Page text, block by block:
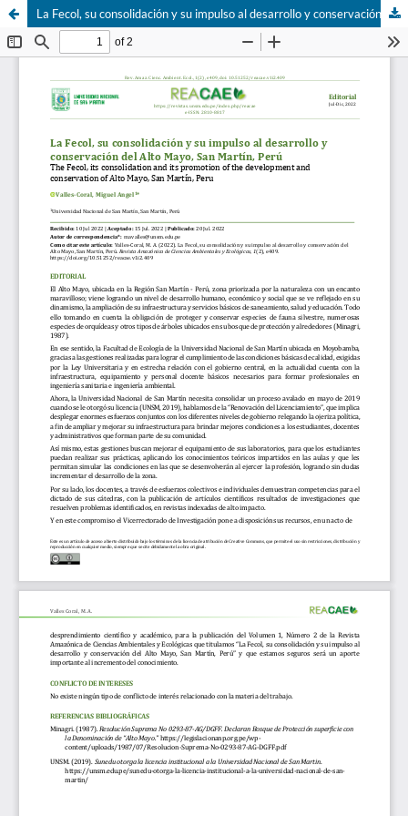
La Fecol, su consolidación y su impulso al desarrollo y conservación del Alto Mayo, San Martín, Perú